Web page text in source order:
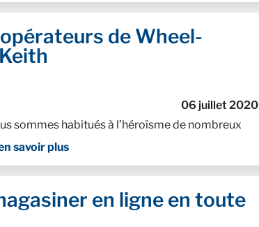
de Wheel-
06 juillet 2020
sommes habitués à l’héroïsme de nombreux
savoir plus
en ligne en toute